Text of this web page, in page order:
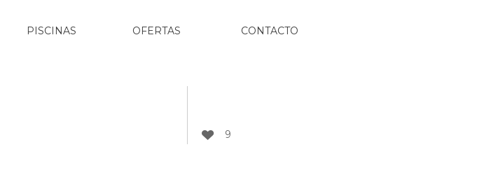
PISCINAS OFERTAS CONTACTO
9